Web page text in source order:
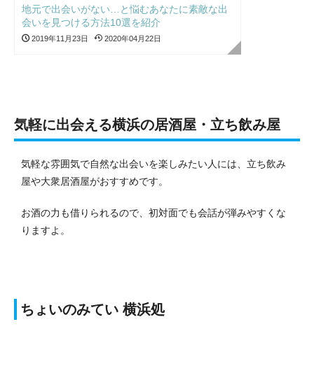
地元で出会いがない…と悩むあなたに素敵な出
会いを見つける方法10選を紹介
2019年11月23日 2020年04月22日
気軽に出会える横浜の居酒屋・立ち飲み屋
気軽な雰囲気で自然な出会いを楽しみたい人には、立ち飲み
屋や大衆居酒屋がおすすめです。
お酒の力も借りられるので、初対面でも会話が弾みやすくな
りますよ。
ちょいのみてい 横浜処